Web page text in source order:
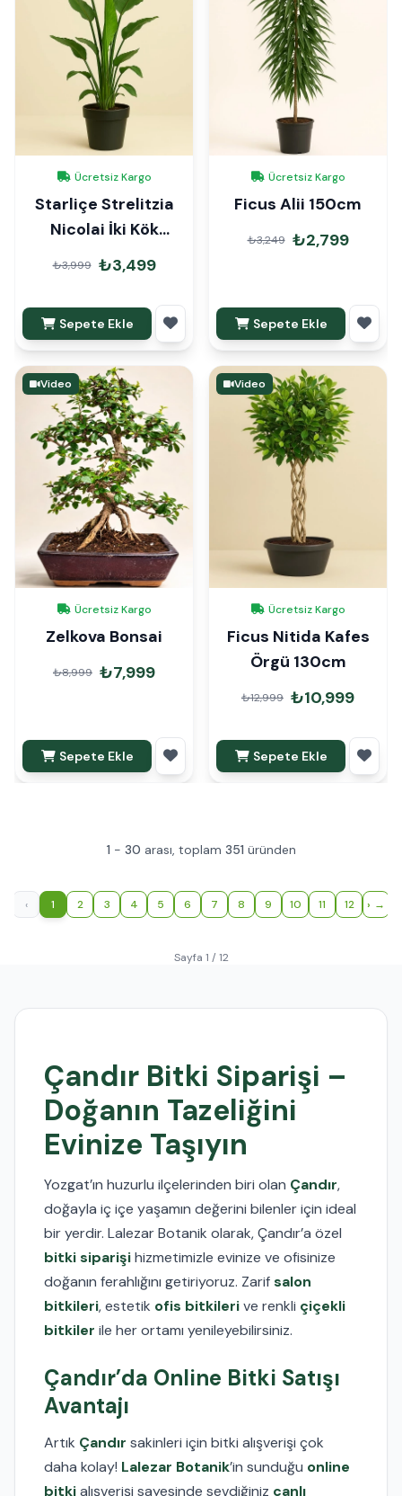
Ücretsiz Kargo
Starliçe Strelitzia
Nicolai İki Kök
140cm
₺3,999 ₺3,499
Sepete Ekle
Ücretsiz Kargo
Ficus Alii 150cm
₺3,249 ₺2,799
Sepete Ekle
Video
Ücretsiz Kargo
Zelkova Bonsai
₺8,999 ₺7,999
Sepete Ekle
Video
Ücretsiz Kargo
Ficus Nitida Kafes
Örgü 130cm
₺12,999 ₺10,999
Sepete Ekle
1 - 30 arası, toplam 351 üründen
‹ 1 2 3 4 5 6 7 8 9 10 11 12 ›
Sayfa 1 / 12
Çandır Bitki Siparişi –
Doğanın Tazeliğini
Evinize Taşıyın
Yozgat’ın huzurlu ilçelerinden biri olan Çandır,
doğayla iç içe yaşamın değerini bilenler için ideal
bir yerdir. Lalezar Botanik olarak, Çandır’a özel
bitki siparişihizmetimizle evinize ve ofisinize
doğanın ferahlığını getiriyoruz. Zarifsalon
bitkileri, estetik ofis bitkilerive renkli çiçekli
bitkiler ile her ortamı yenileyebilirsiniz.
Çandır’da Online Bitki Satışı
Avantajı
Artık Çandır sakinleri için bitki alışverişi çok
daha kolay! Lalezar Botanik’in sunduğu online
bitkialışverişi sayesinde sevdiğiniz canlı